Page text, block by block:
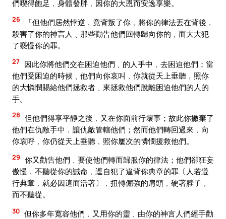
們喫得飽足﹐身體發胖﹐因你的大恩而安逸享樂。
26
「但他們居然悖逆﹐竟背叛了你﹐將你的律法丟在背後﹐
殺害了你的神言人﹑那些勸告他們回轉歸向你的﹐而大大犯
了褻慢你的罪。
27 因此你將他們交在困迫他們﹑的人手中﹐去困迫他們；當
他們受困迫的時候﹑他們向你哀叫﹐你就從天上垂聽﹐照你
的大憐憫賜給他們拯救者﹑來拯救他們脫離困迫他們的人的
手。
28 但他們得享平靜之後﹐又在你面前行壞事；故此你撇棄了
他們在仇敵手中﹐讓仇敵管轄他們；然而他們轉回過來﹐向
你哀呼﹐你仍從天上垂聽﹐照你屢次的憐憫援救他們。
29 你又勸告他們﹑要使他們轉而歸服你的律法；他們卻狂妄
傲慢﹐不聽從你的誡命﹐逕自犯了違背你典章的罪〔人若遵
行典章﹐就必因這而活著〕﹐扭轉倔強的肩頭﹐硬著脖子﹐
而不聽從。
30 但你多年寬容他們﹐又用你的靈﹑由你的神言人們經手勸